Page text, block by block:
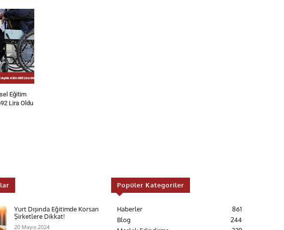
Eğitim
Lira Oldu
Yurt Dışında Eğitimde Korsan
Şirketlere Dikkat!
20 Mayıs 2024
Popüler Kategoriler
Haberler
861
Blog
244